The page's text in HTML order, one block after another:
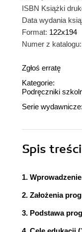
ISBN Książki
Data wydania
Format: 122x194
Numer z katalogu:
Zgłoś erratę
Kategorie:
Podręczniki
Serie wydawnicze:
Spis treści
1.
2. Założenia
3. Podstawa